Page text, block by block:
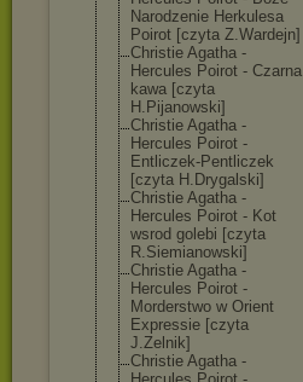
Narodzenie Herkulesa
Poirot [czyta Z.Wardejn]
Christie Agatha -
Hercules Poirot - Czarna
kawa [czyta
H.Pijanowski]
Christie Agatha -
Hercules Poirot -
Entliczek-Pent liczek
[czyta H.Drygalski]
Christie Agatha -
Hercules Poirot - Kot
wsrod golebi [czyta
R.Siemianowski]
Christie Agatha -
Hercules Poirot -
Morderstwo w Orient
Expressie [czyta
J.Zelnik]
Christie Agatha -